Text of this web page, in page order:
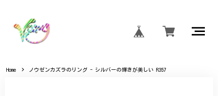
Home ノウゼンカズラのリング - シルバーの輝きが美しい R357